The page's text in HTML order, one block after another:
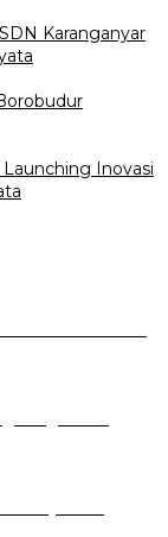
Karanganyar
Inovasi